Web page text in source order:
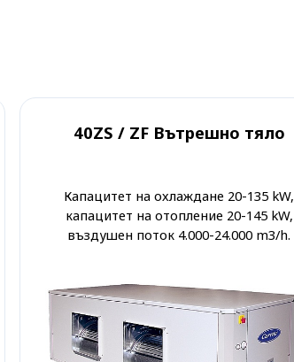
40ZS / ZF Вътрешно тяло
Капацитет на охлаждане 20-135 kW,
капацитет на отопление 20-145 kW,
въздушен поток 4.000-24.000 m3/h.